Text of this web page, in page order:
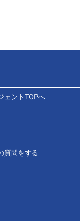
ェントTOPへ
質問をする